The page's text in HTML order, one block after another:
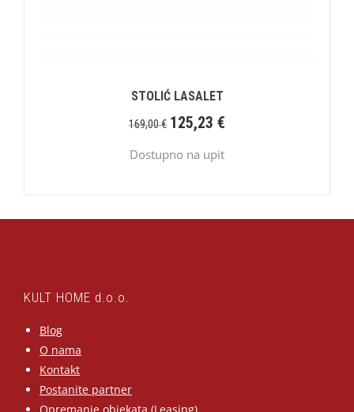
STOLIĆ LASALET
169,00€ 125,23 €
Dostupno na upit
KULT HOME d.o.o.
Blog
O nama
Kontakt
Postanite partner